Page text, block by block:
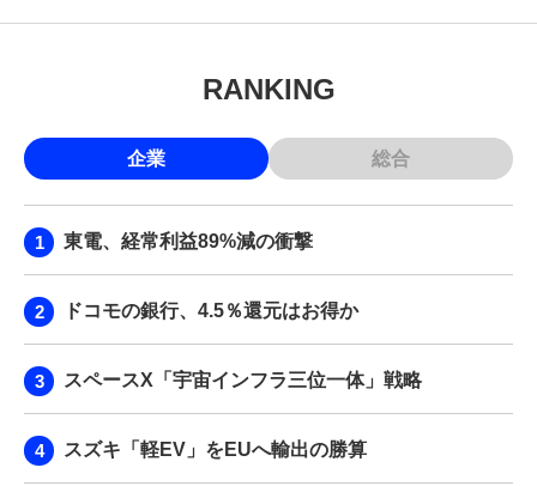
RANKING
企業 総合
東電、経常利益89%減の衝撃
ドコモの銀行、4.5％還元はお得か
スペースX「宇宙インフラ三位一体」戦略
スズキ「軽EV」をEUへ輸出の勝算